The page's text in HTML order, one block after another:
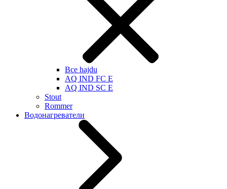
Все hajdu
AQ IND FC E
AQ IND SC E
Stout
Rommer
Водонагреватели